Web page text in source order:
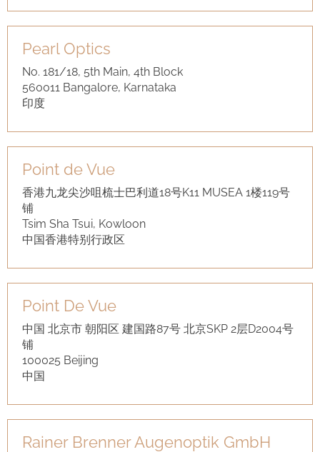
Pearl Optics
No. 181/18, 5th Main, 4th Block
560011 Bangalore, Karnataka
印度
Point de Vue
香港九龙尖沙咀梳士巴利道18号K11 MUSEA 1楼119号
铺
Tsim Sha Tsui, Kowloon
中国香港特别行政区
Point De Vue
中国 北京市 朝阳区 建国路87号 北京SKP 2层D2004号
铺
100025 Beijing
中国
Rainer Brenner Augenoptik GmbH